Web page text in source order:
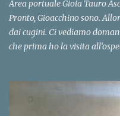
Area portuale Gioia Tauro
Pronto, Gioacchino sono.
dai cugini. Ci vediamo
che prima ho la visita
commissariato di PS di
questura di Reggio Calabria